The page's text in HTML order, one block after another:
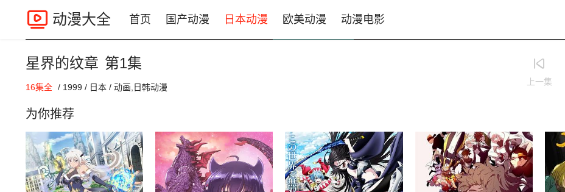
动漫大全 首页 国产动漫 日本动漫 欧美动漫 动漫电影
00:00 / 27:17
星界的纹章 第1集
16集全 / 1999 / 日本 / 动画,日韩动漫
上一集
为你推荐